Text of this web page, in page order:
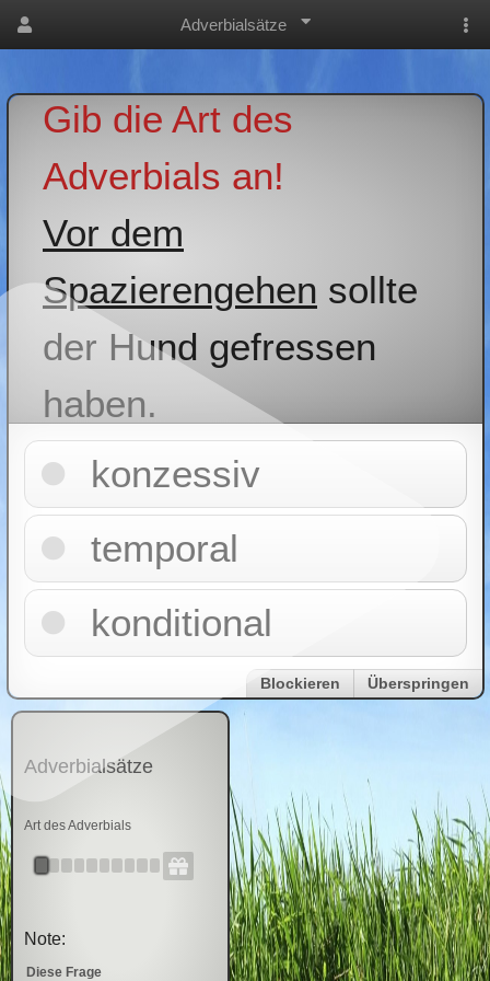
Adverbialsätze
Gib die Art des
Adverbials an!
Vor dem
Spazierengehen sollte
der Hund gefressen
haben.
konzessiv
temporal
konditional
Blockieren Überspringen
Adverbialsätze
Art des Adverbials
Note:
Diese Frage